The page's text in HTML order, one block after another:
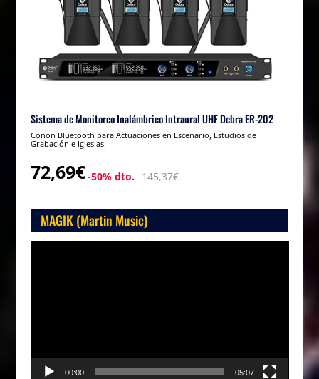
Sistema de Monitoreo Inalámbrico Intraural UHF Debra ER-202
Conon Bluetooth para Actuaciones en Escenario, Estudios de
Grabación e Iglesias.
72,69€-50% dto. 145,37€
MAGIK (Martin Music)
00:00 05:07